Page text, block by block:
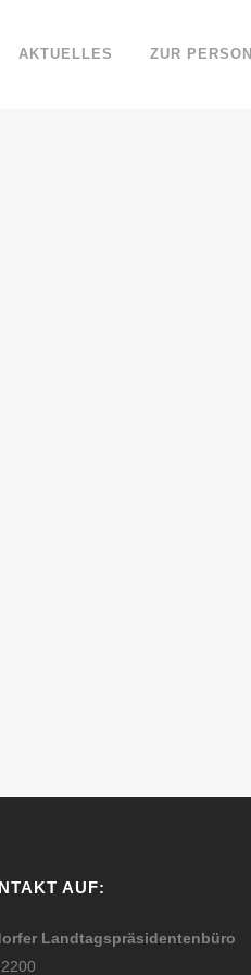
AKTUELLES ZUR PERSON
AUF:
Landtagspräsidentenbüro